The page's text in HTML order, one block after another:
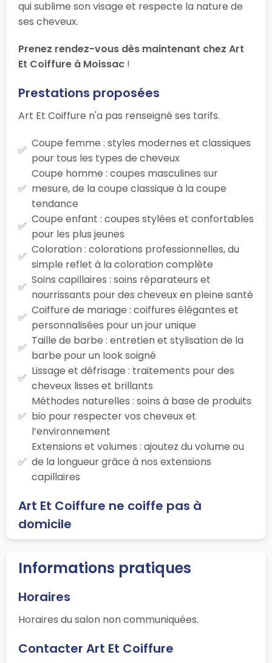
qui sublime son visage et respecte la nature de
ses cheveux.
Prenez rendez-vous dès maintenant chez Art
Et Coiffure à Moissac !
Prestations proposées
Art Et Coiffure n'a pas renseigné ses tarifs.
Coupe femme : styles modernes et classiques
pour tous les types de cheveux
Coupe homme : coupes masculines sur
mesure, de la coupe classique à la coupe
tendance
Coupe enfant : coupes stylées et confortables
pour les plus jeunes
Coloration : colorations professionnelles, du
simple reflet à la coloration complète
Soins capillaires : soins réparateurs et
nourrissants pour des cheveux en pleine santé
Coiffure de mariage : coiffures élégantes et
personnalisées pour un jour unique
Taille de barbe : entretien et stylisation de la
barbe pour un look soigné
Lissage et défrisage : traitements pour des
cheveux lisses et brillants
Méthodes naturelles : soins à base de produits
bio pour respecter vos cheveux et
l’environnement
Extensions et volumes : ajoutez du volume ou
de la longueur grâce à nos extensions
capillaires
Art Et Coiffure ne coiffe pas à
domicile
Informations pratiques
Horaires
Horaires du salon non communiquées.
Contacter Art Et Coiffure